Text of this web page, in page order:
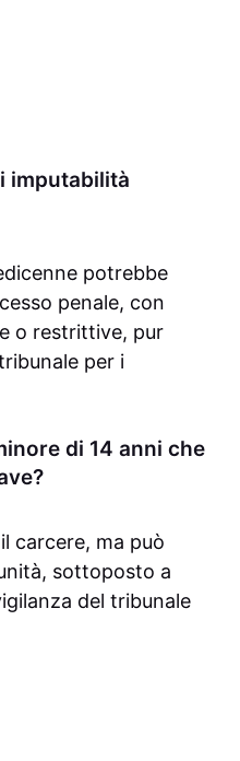
imputabilità
potrebbe
penale, con
o restrittive, pur
per i
di 14 anni che
carcere, ma può
sottoposto a
del tribunale